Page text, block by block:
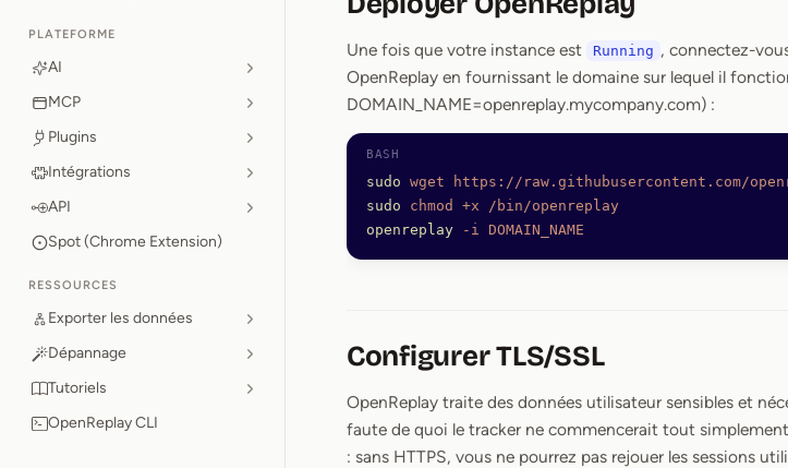
PLATEFORME
AI
MCP
Plugins
Intégrations
API
Spot (Chrome Extension)
RESSOURCES
Exporter les données
Dépannage
Tutoriels
OpenReplay CLI
Une fois que votre instance est Running , connectez-
OpenReplay en fournissant le domaine sur lequel il
DOMAIN_NAME=openreplay.mycompany.com) :
sudo wget https://raw.githubusercontent.com/
sudo chmod +x /bin/openreplay
openreplay -i DOMAIN_NAME
Configurer TLS/SSL
OpenReplay traite des données utilisateur sensibles et
faute de quoi le tracker ne commencerait tout
: sans HTTPS, vous ne pourrez pas rejouer les sessions